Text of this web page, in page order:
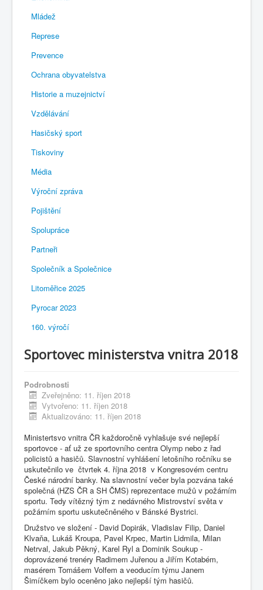
Mládež
Represe
Prevence
Ochrana obyvatelstva
Historie a muzejnictví
Vzdělávání
Hasičský sport
Tiskoviny
Média
Výroční zpráva
Pojištění
Spolupráce
Partneři
Společník a Společnice
Litoměřice 2025
Pyrocar 2023
160. výročí
Sportovec ministerstva vnitra 2018
Podrobnosti
Zveřejněno: 11. říjen 2018
Vytvořeno: 11. říjen 2018
Aktualizováno: 11. říjen 2018
Ministertsvo vnitra ČR každoročně vyhlašuje své nejlepší
sportovce - ať už ze sportovního centra Olymp nebo z řad
policistů a hasičů. Slavnostní vyhlášení letošního ročníku se
uskutečnilo ve čtvrtek 4. října 2018 v Kongresovém centru
České národní banky. Na slavnostní večer byla pozvána také
společná (HZS ČR a SH ČMS) reprezentace mužů v požárním
sportu. Tedy vítězný tým z nedávného Mistrovství světa v
požárním sportu uskutečněného v Bánské Bystrici.
Družstvo ve složení - David Dopirák, Vladislav Filip, Daniel
Klvaňa, Lukáš Kroupa, Pavel Krpec, Martin Lidmila, Milan
Netrval, Jakub Pěkný, Karel Ryl a Dominik Soukup -
doprovázené trenéry Radimem Juřenou a Jiřím Kotabém,
masérem Tomášem Volfem a veoducím týmu Janem
Šimíčkem bylo oceněno jako nejlepší tým hasičů.